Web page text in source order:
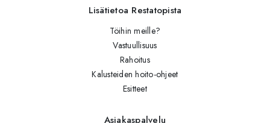
Lisätietoa Restatopista
Töihin meille?
Vastuullisuus
Rahoitus
Kalusteiden hoito-ohjeet
Esitteet
Asiakaspalvelu